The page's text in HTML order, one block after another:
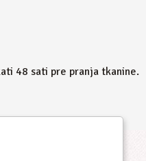
48 sati pre pranja tkanine.